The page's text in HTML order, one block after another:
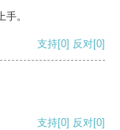
。
支持[0] 反对[0]
支持[0] 反对[0]